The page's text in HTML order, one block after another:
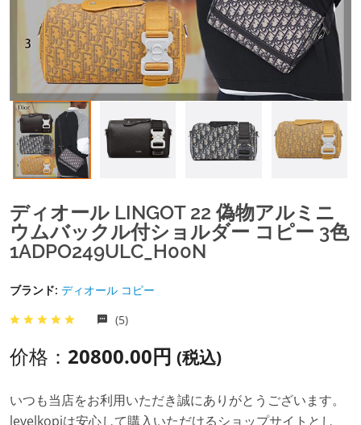
ディオール LINGOT 22 偽物アルミニ
ウムバックル付ショルダー コピー 3色
1ADPO249ULC_H00N
ブランド: ディオール コピー
(5)
价格： 20800.00円 (税込)
いつも当店をお利用いただき誠にありがとうございます。
levelkopiは安心して購入いただけるショップサイトとし